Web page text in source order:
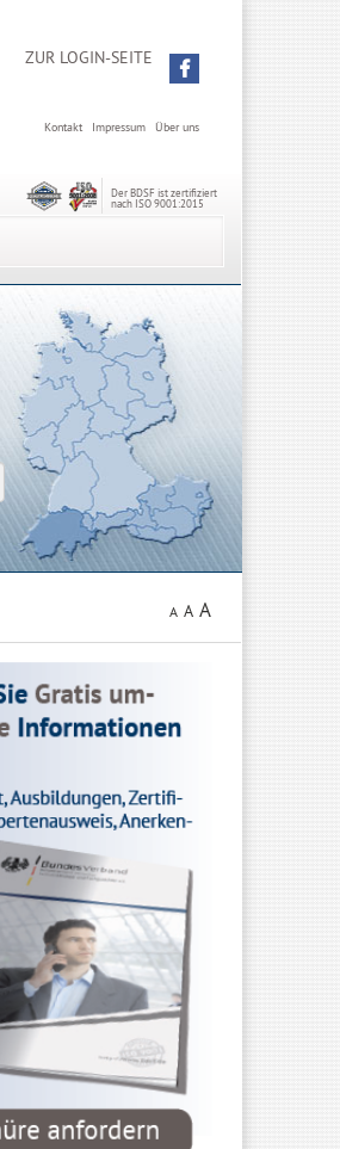
ZUR LOGIN-SEITE
Über uns
Impressum
Kontakt
Der BDSF ist zertifiziert
nach ISO 9001:2015
A A A